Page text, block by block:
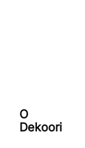
O
Dekoori